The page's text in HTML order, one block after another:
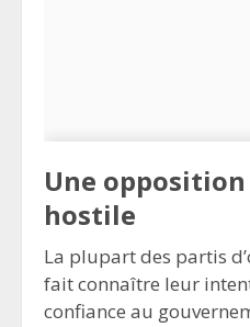
Une
hostile
La plupart des partis
fait connaître leur
confiance au